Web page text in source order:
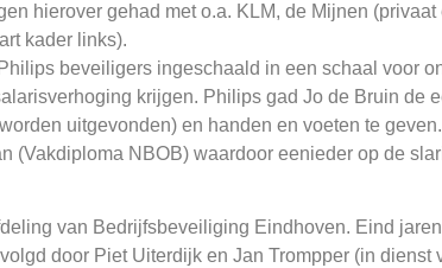
hierover gehad met o.a. KLM, de Mijnen
kader links).
beveiligers ingeschaald in een schaal voor
krijgen. Philips gad Jo de Bruin de
uitgevonden) en handen en voeten te
(Vakdiploma NBOB) waardoor eenieder op de
van Bedrijfsbeveiliging Eindhoven. Eind
door Piet Uiterdijk en Jan Trompper (in